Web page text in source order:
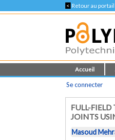
< Retour au
Accueil
Se connecter
FULL-
JOINTS
Masoud